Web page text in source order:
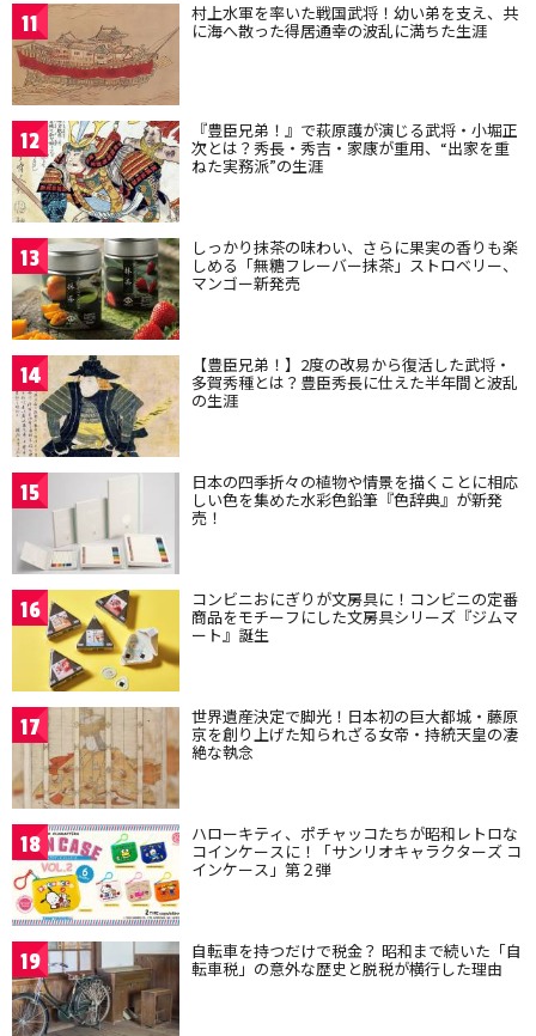
11 村上水軍を率いた戦国武将！幼い弟を支え、共
に海へ散った得居通幸の波乱に満ちた生涯
12 『豊臣兄弟！』で萩原護が演じる武将・小堀正
次とは？秀長・秀吉・家康が重用、“出家を重
ねた実務派”の生涯
13 しっかり抹茶の味わい、さらに果実の香りも楽
しめる「無糖フレーバー抹茶」ストロベリー、
マンゴー新発売
14 【豊臣兄弟！】2度の改易から復活した武将・
多賀秀種とは？豊臣秀長に仕えた半年間と波乱
の生涯
15 日本の四季折々の植物や情景を描くことに相応
しい色を集めた水彩色鉛筆『色辞典』が新発
売！
16 コンビニおにぎりが文房具に！コンビニの定番
商品をモチーフにした文房具シリーズ『ジムマ
ート』誕生
17 世界遺産決定で脚光！日本初の巨大都城・藤原
京を創り上げた知られざる女帝・持統天皇の凄
絶な執念
18 ハローキティ、ポチャッコたちが昭和レトロな
コインケースに！「サンリオキャラクターズ コ
インケース」第２弾
19 自転車を持つだけで税金？ 昭和まで続いた「自
転車税」の意外な歴史と脱税が横行した理由